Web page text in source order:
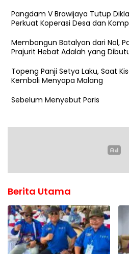
Pangdam V Brawijaya Tutup
Perkuat Koperasi Desa dan
Membangun Batalyon dari Nol,
Prajurit Hebat Adalah yang
Topeng Panji Setya Laku, Saat
Kembali Menyapa Malang
Sebelum Menyebut Paris
Berita Utama